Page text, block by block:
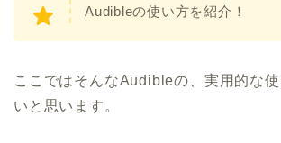
Audibleの使い方を紹介！
ここではそんなAudibleの、実用的な
いと思います。